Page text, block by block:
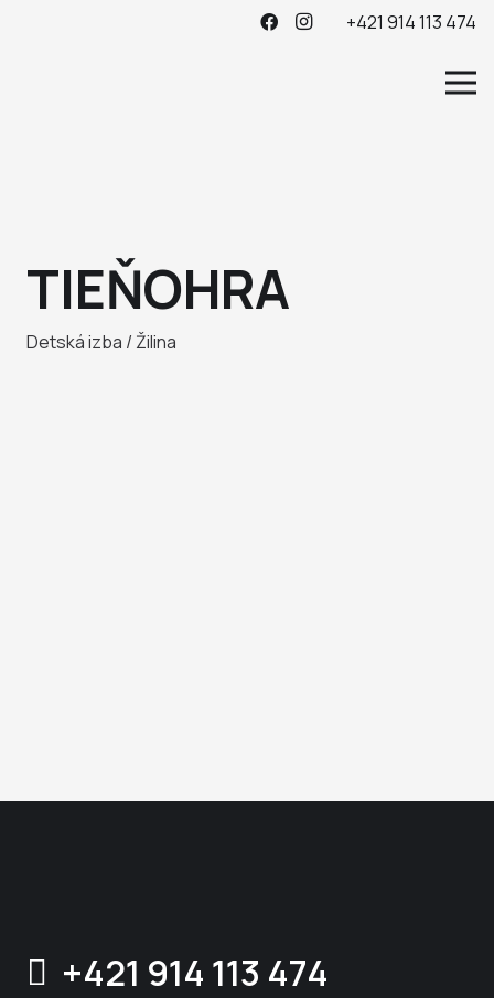
+421 914 113 474
TIEŇOHRA
Detská izba / Žilina
+421 914 113 474